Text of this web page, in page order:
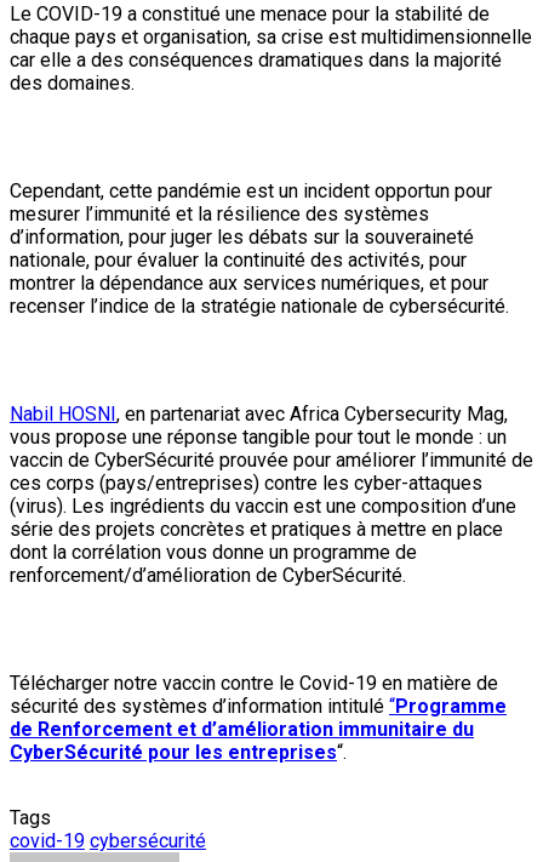
Le COVID-19 a constitué une menace pour la stabilité de
chaque pays et organisation, sa crise est multidimensionnelle
car elle a des conséquences dramatiques dans la majorité
des domaines.
Cependant, cette pandémie est un incident opportun pour
mesurer l’immunité et la résilience des systèmes
d’information, pour juger les débats sur la souveraineté
nationale, pour évaluer la continuité des activités, pour
montrer la dépendance aux services numériques, et pour
recenser l’indice de la stratégie nationale de cybersécurité.
Nabil HOSNI, en partenariat avec Africa Cybersecurity Mag,
vous propose une réponse tangible pour tout le monde : un
vaccin de CyberSécurité prouvée pour améliorer l’immunité de
ces corps (pays/entreprises) contre les cyber-attaques
(virus). Les ingrédients du vaccin est une composition d’une
série des projets concrètes et pratiques à mettre en place
dont la corrélation vous donne un programme de
renforcement/d’amélioration de CyberSécurité.
Télécharger notre vaccin contre le Covid-19 en matière de
sécurité des systèmes d’information intitulé “Programme
de Renforcement et d’amélioration immunitaire du
CyberSécurité pour les entreprises“.
Tags
covid-19 cybersécurité